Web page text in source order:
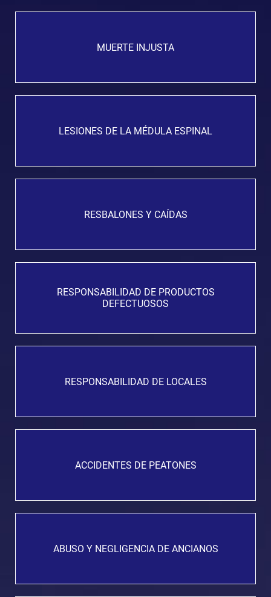
MUERTE INJUSTA
LESIONES DE LA MÉDULA ESPINAL
RESBALONES Y CAÍDAS
RESPONSABILIDAD DE PRODUCTOS
DEFECTUOSOS
RESPONSABILIDAD DE LOCALES
ACCIDENTES DE PEATONES
ABUSO Y NEGLIGENCIA DE ANCIANOS